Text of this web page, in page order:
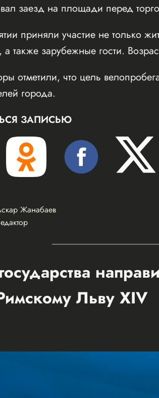
заезд на площади перед
приняли участие не только
а также зарубежные гости.
отметили, что цель
города.
ЗАПИСЬЮ
Жанабаев
Льву XIV